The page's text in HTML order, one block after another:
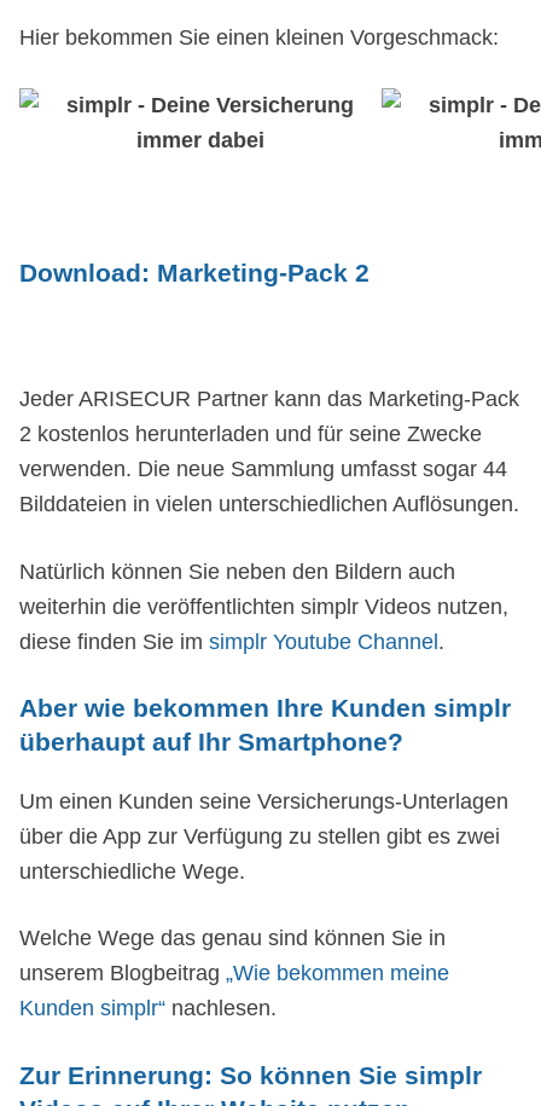
Hier bekommen Sie einen kleinen Vorgeschmack:
Download: Marketing-Pack 2
Jeder ARISECUR Partner kann das Marketing-Pack
2 kostenlos herunterladen und für seine Zwecke
verwenden. Die neue Sammlung umfasst sogar 44
Bilddateien in vielen unterschiedlichen Auflösungen.
Natürlich können Sie neben den Bildern auch
weiterhin die veröffentlichten simplr Videos nutzen,
diese finden Sie im simplr Youtube Channel.
Aber wie bekommen Ihre Kunden simplr
überhaupt auf Ihr Smartphone?
Um einen Kunden seine Versicherungs-Unterlagen
über die App zur Verfügung zu stellen gibt es zwei
unterschiedliche Wege.
Welche Wege das genau sind können Sie in
unserem Blogbeitrag „Wie bekommen meine
Kunden simplr“ nachlesen.
Zur Erinnerung: So können Sie simplr